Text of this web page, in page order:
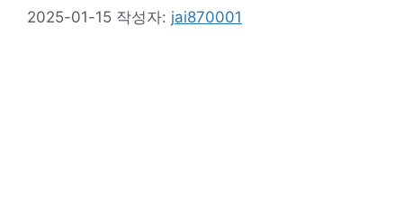
2025-01-15 작성자: jai870001